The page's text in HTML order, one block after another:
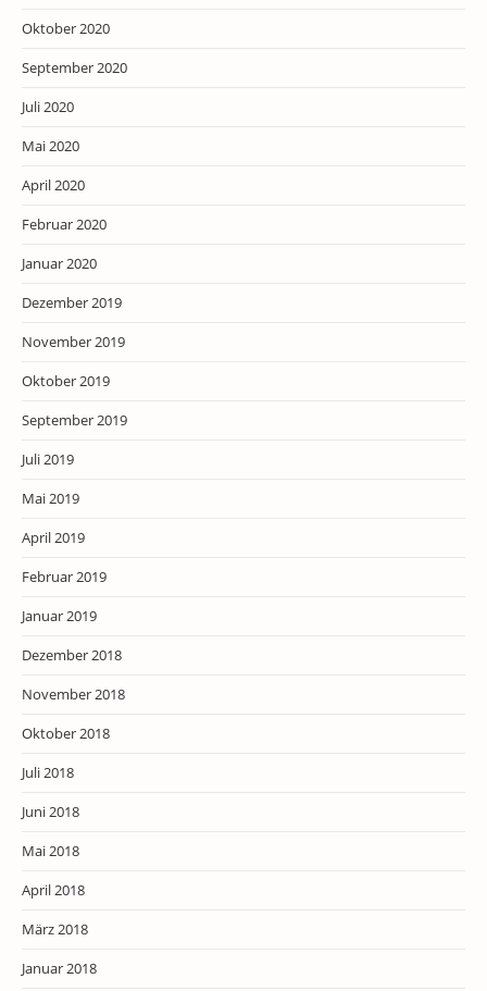
Oktober 2020
September 2020
Juli 2020
Mai 2020
April 2020
Februar 2020
Januar 2020
Dezember 2019
November 2019
Oktober 2019
September 2019
Juli 2019
Mai 2019
April 2019
Februar 2019
Januar 2019
Dezember 2018
November 2018
Oktober 2018
Juli 2018
Juni 2018
Mai 2018
April 2018
März 2018
Januar 2018